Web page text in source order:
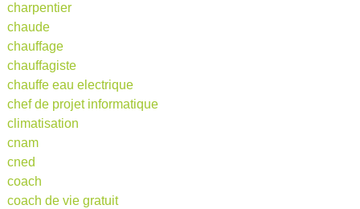
charpentier
chaude
chauffage
chauffagiste
chauffe eau electrique
chef de projet informatique
climatisation
cnam
cned
coach
coach de vie gratuit